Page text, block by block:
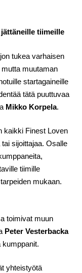
tiimeille
tukea varhaisen
muutaman
startagaineille
tätä puuttuvaa
Mikko Korpela.
kaikki Finest Loven
sijoittajaa. Osalle
tiimille
mukaan.
toimivat muun
Peter Vesterbacka
yhteistyötä